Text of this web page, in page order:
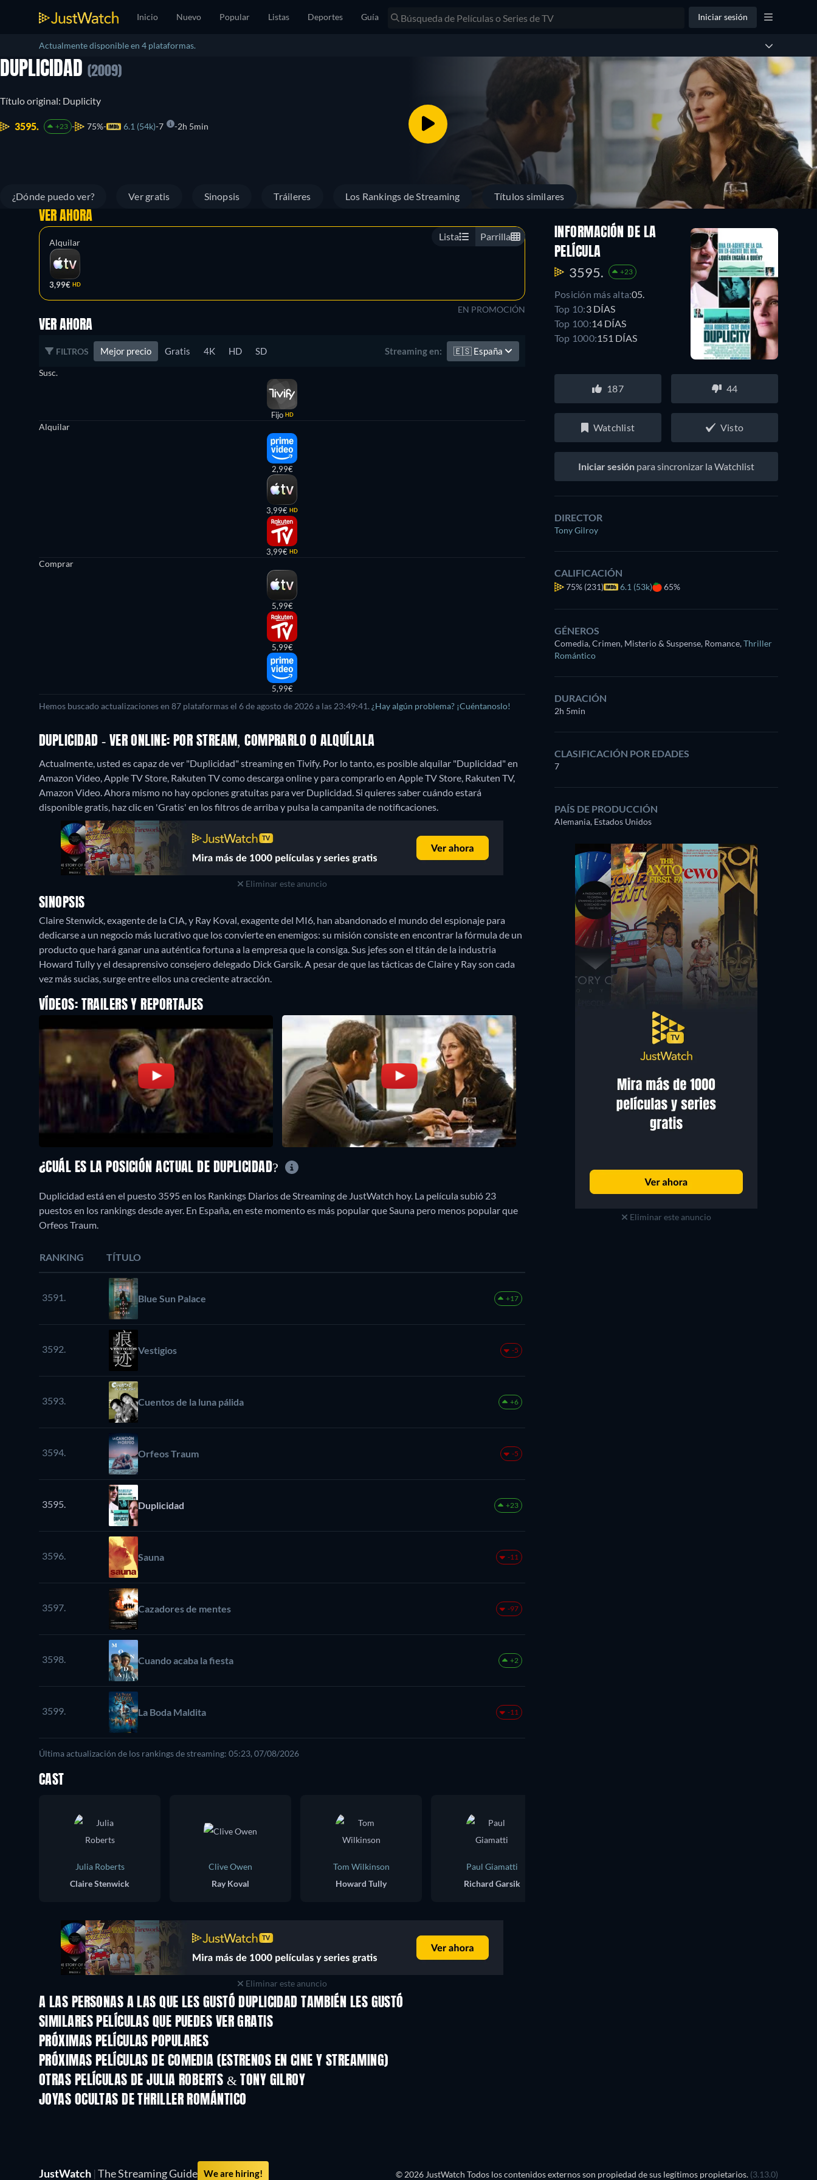
Inicio Nuevo Popular Listas Deportes Guía Iniciar sesión
Actualmente disponible en 4 plataformas.
DUPLICIDAD (2009)
Título original: Duplicity
3595. +23 75% 6.1 (54k) 7 2h 5min
¿Dónde puedo ver? Ver gratis Sinopsis Tráileres Los Rankings de Streaming Títulos similares
Lista Parrilla
VER AHORA
Alquilar
3,99€ HD
EN PROMOCIÓN
VER AHORA
FILTROS Mejor precio Gratis 4K HD SD Streaming en: 🇪🇸 España
Susc.
Fijo HD
Alquilar
2,99€
3,99€ HD
3,99€ HD
Comprar
5,99€
5,99€
5,99€
Hemos buscado actualizaciones en 87 plataformas el 6 de agosto de 2026 a las 23:49:41. ¿Hay algún problema? ¡Cuéntanoslo!
DUPLICIDAD - VER ONLINE: POR STREAM, COMPRARLO O ALQUÍLALA
Actualmente, usted es capaz de ver "Duplicidad" streaming en Tivify. Por lo tanto, es posible alquilar "Duplicidad" en
Amazon Video, Apple TV Store, Rakuten TV como descarga online y para comprarlo en Apple TV Store, Rakuten TV,
Amazon Video.Ahora mismo no hay opciones gratuitas para ver Duplicidad. Si quieres saber cuándo estará
disponible gratis, haz clic en 'Gratis' en los filtros de arriba y pulsa la campanita de notificaciones.
Eliminar este anuncio
SINOPSIS
Claire Stenwick, exagente de la CIA, y Ray Koval, exagente del MI6, han abandonado el mundo del espionaje para
dedicarse a un negocio más lucrativo que los convierte en enemigos: su misión consiste en encontrar la fórmula de un
producto que hará ganar una auténtica fortuna a la empresa que la consiga. Sus jefes son el titán de la industria
Howard Tully y el desaprensivo consejero delegado Dick Garsik. A pesar de que las tácticas de Claire y Ray son cada
vez más sucias, surge entre ellos una creciente atracción.
VÍDEOS: TRAILERS Y REPORTAJES
INFORMACIÓN DE LA
PELÍCULA
3595. +23
Posición más alta:05.
Top 10:3 DÍAS
Top 100:14 DÍAS
Top 1000:151 DÍAS
187 44
Watchlist Visto
Iniciar sesión para sincronizar la Watchlist
DIRECTOR
Tony Gilroy
CALIFICACIÓN
75% (231) 6.1 (53k) 65%
GÉNEROS
Comedia, Crimen, Misterio & Suspense, Romance,Thriller
Romántico
DURACIÓN
2h 5min
CLASIFICACIÓN POR EDADES
7
PAÍS DE PRODUCCIÓN
Alemania, Estados Unidos
Eliminar este anuncio
¿CUÁL ES LA POSICIÓN ACTUAL DE DUPLICIDAD?
Duplicidad está en el puesto 3595 en los Rankings Diarios de Streaming de JustWatch hoy. La película subió 23
puestos en los rankings desde ayer. En España, en este momento es más popular que Sauna pero menos popular que
Orfeos Traum.
RANKING TÍTULO
3591. Blue Sun Palace +17
3592. Vestigios -5
3593. Cuentos de la luna pálida +6
3594. Orfeos Traum -5
3595. Duplicidad +23
3596. Sauna -11
3597. Cazadores de mentes -97
3598. Cuando acaba la fiesta +2
3599. La Boda Maldita -11
Última actualización de los rankings de streaming: 05:23, 07/08/2026
CAST
Julia Roberts
Claire Stenwick
Clive Owen
Ray Koval
Tom Wilkinson
Howard Tully
Paul Giamatti
Richard Garsik
Eliminar este anuncio
A LAS PERSONAS A LAS QUE LES GUSTÓ DUPLICIDAD TAMBIÉN LES GUSTÓ
SIMILARES PELÍCULAS QUE PUEDES VER GRATIS
PRÓXIMAS PELÍCULAS POPULARES
PRÓXIMAS PELÍCULAS DE COMEDIA (ESTRENOS EN CINE Y STREAMING)
OTRAS PELÍCULAS DE JULIA ROBERTS & TONY GILROY
JOYAS OCULTAS DE THRILLER ROMÁNTICO
JustWatch | The Streaming Guide We are hiring! © 2026 JustWatch Todos los contenidos externos son propiedad de sus legítimos propietarios. (3.13.0)